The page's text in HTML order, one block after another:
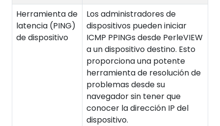
Herramienta de
latencia (PING)
de dispositivo
Los administradores de
dispositivos pueden iniciar
ICMP PPINGs desde PerleVIEW
a un dispositivo destino. Esto
proporciona una potente
herramienta de resolución de
problemas desde su
navegador sin tener que
conocer la dirección IP del
dispositivo.